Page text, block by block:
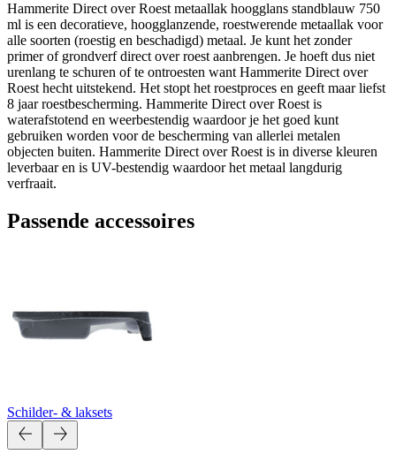
Hammerite Direct over Roest metaallak hoogglans standblauw 750
ml is een decoratieve, hoogglanzende, roestwerende metaallak voor
alle soorten (roestig en beschadigd) metaal. Je kunt het zonder
primer of grondverf direct over roest aanbrengen. Je hoeft dus niet
urenlang te schuren of te ontroesten want Hammerite Direct over
Roest hecht uitstekend. Het stopt het roestproces en geeft maar liefst
8 jaar roestbescherming. Hammerite Direct over Roest is
waterafstotend en weerbestendig waardoor je het goed kunt
gebruiken worden voor de bescherming van allerlei metalen
objecten buiten. Hammerite Direct over Roest is in diverse kleuren
leverbaar en is UV-bestendig waardoor het metaal langdurig
verfraait.
Passende accessoires
Schilder- & laksets